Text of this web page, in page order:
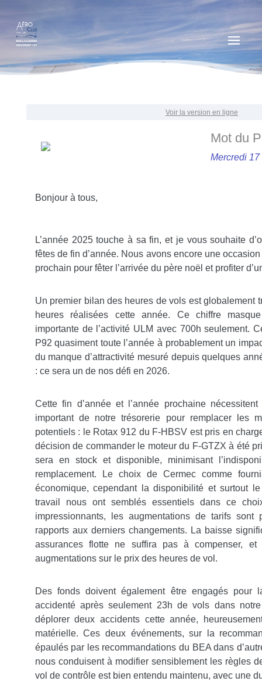
Voir la version en ligne
Mot du
Mercredi
Bonjour à tous,
L’année 2025 touche à sa fin, et je vous souhaite
fêtes de fin d’année. Nous avons encore une
prochain pour fêter l’arrivée du père noël et profiter
Un premier bilan des heures de vols est globalement
heures réalisées cette année. Ce chiffre
importante de l’activité ULM avec 700h seulement.
P92 quasiment toute l’année à probablement un
du manque d’attractivité mesuré depuis quelques
: ce sera un de nos défi en 2026.
Cette fin d’année et l’année prochaine nécessitent
important de notre trésorerie pour remplacer les
potentiels : le Rotax 912 du F-HBSV est pris en
décision de commander le moteur du F-GTZX à été
sera en stock et disponible, minimisant
remplacement. Le choix de Cermec comme
économique, cependant la disponibilité et surtout
travail nous ont semblés essentiels dans ce
impressionnants, les augmentations de tarifs sont
rapports aux derniers changements. La baisse
assurances flotte ne suffira pas à compenser,
augmentations sur le prix des heures de vol.
Des fonds doivent également être engagés pour
accidenté après seulement 23h de vols dans
déplorer deux accidents cette année,
matérielle. Ces deux événements, sur la
épaulés par les recommandations du BEA dans
nous conduisent à modifier sensiblement les règles
vol de contrôle est bien entendu maintenu, avec une